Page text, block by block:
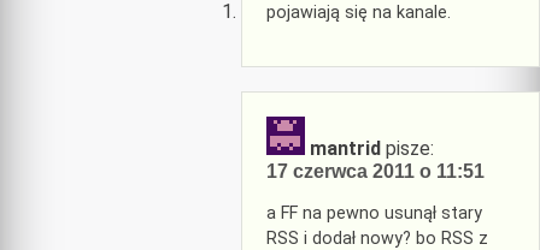
pojawiają się na kanale.
mantrid pisze:
17 czerwca 2011 o 11:51
a FF na pewno usunął stary
RSS i dodał nowy? bo RSS z